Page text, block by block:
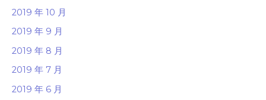
2019 年 10 月
2019 年 9 月
2019 年 8 月
2019 年 7 月
2019 年 6 月